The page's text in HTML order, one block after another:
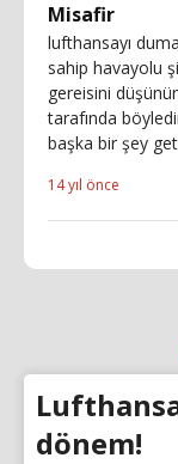
Misafir
lufthansayı
sahip havayolu
gereisini
tarafında
başka bir şey
14 yıl önce
dönem!